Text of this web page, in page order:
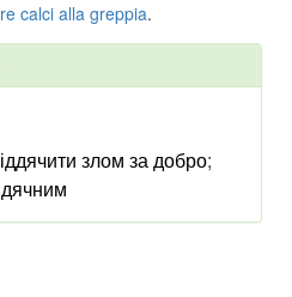
calci alla greppia.
злом за добро;